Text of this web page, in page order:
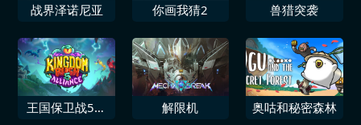
战界泽诺尼亚 你画我猜2 兽猎突袭
王国保卫战5联
解限机 奥咕和秘密森林